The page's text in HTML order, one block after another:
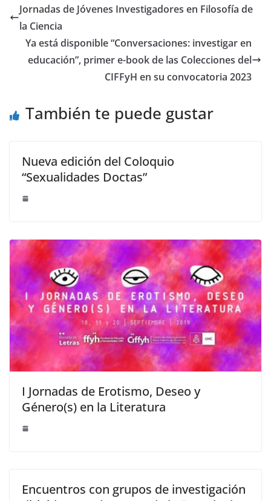
e e
n
Jornadas de Jóvenes Investigadores en Filosofía de
la Ciencia
Ya está disponible “Conversaciones: investigar en
educación”, primer e-book de las Colecciones del
CIFFyH en su convocatoria 2023
También te puede gustar
Nueva edición del Coloquio
“Sexualidades Doctas”
I Jornadas de Erotismo, Deseo y
Género(s) en la Literatura
Encuentros con grupos de investigación